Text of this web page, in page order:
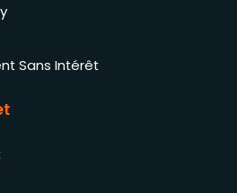
Sans Intérêt